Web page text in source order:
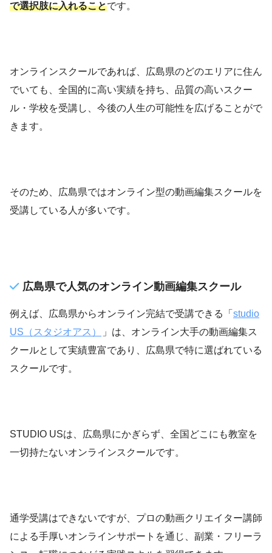
で選択肢に入れることです。
オンラインスクールであれば、広島県のどのエリアに住ん
でいても、全国的に高い実績を持ち、品質の高いスクー
ル・学校を受講し、今後の人生の可能性を広げることがで
きます。
そのため、広島県ではオンライン型の動画編集スクールを
受講している人が多いです。
広島県で人気のオンライン動画編集スクール
例えば、広島県からオンライン完結で受講できる「 studio
US（スタジオアス）
」は、オンライン大手の動画編集ス
クールとして実績豊富であり、広島県で特に選ばれている
スクールです。
STUDIO USは、広島県にかぎらず、全国どこにも教室を
一切持たないオンラインスクールです。
通学受講はできないですが、プロの動画クリエイター講師
による手厚いオンラインサポートを通じ、副業・フリーラ